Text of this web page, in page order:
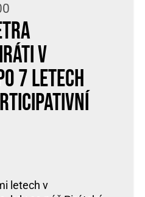
v
7 letech
letech v